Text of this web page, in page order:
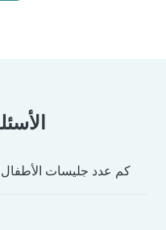
كم عدد جليسات الأطفال